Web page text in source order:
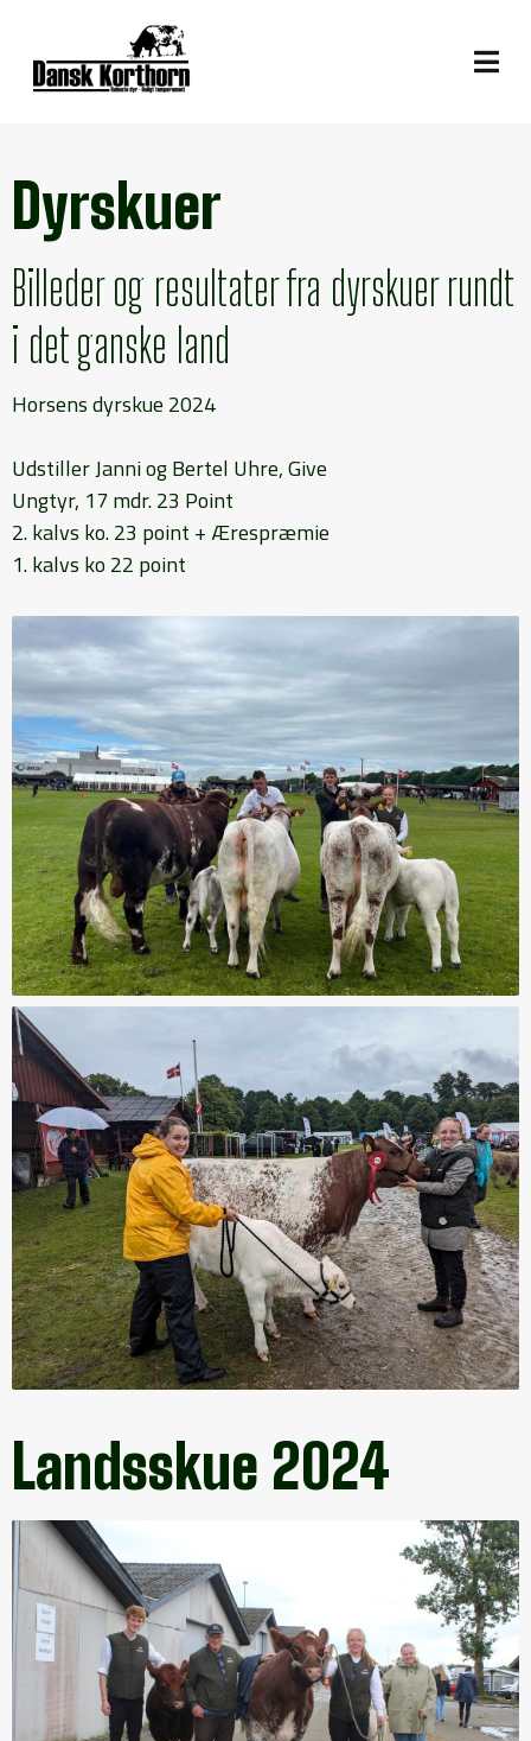
Dyrskuer
Billeder og resultater fra dyrskuer rundt
i det ganske land
Horsens dyrskue 2024
Udstiller Janni og Bertel Uhre, Give
Ungtyr, 17 mdr. 23 Point
2. kalvs ko. 23 point + Ærespræmie
1. kalvs ko 22 point
Landsskue 2024